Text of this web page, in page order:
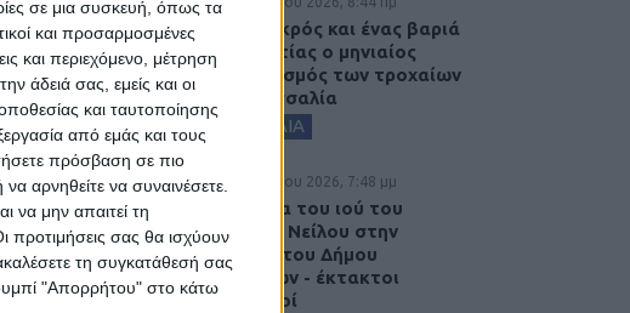
σε μια συσκευή, όπως τα
και προσαρμοσμένες
και περιεχόμενο, μέτρηση
άδειά σας, εμείς και οι
και ταυτοποίησης
από εμάς και τους
πρόσβαση σε πιο
αρνηθείτε να συναινέσετε.
να μην απαιτεί τη
προτιμήσεις σας θα ισχύουν
τη συγκατάθεσή σας
"Απορρήτου" στο κάτω
Ένας νεκρός και ένας βαριά
τραυματίας ο μηνιαίος
απολογισμός των τροχαίων
στη Θεσσαλία
ΘΕΣΣΑΛΙΑ
6 Αυγούστου 2026, 7:48 μμ
Κρούσμα του ιού του
Δυτικού Νείλου στην
Κυψέλη του Δήμου
Σοφάδων - έκτακτοι
ψεκασμοί